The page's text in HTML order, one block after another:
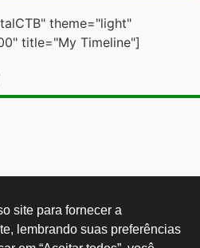
theme="light"
title="My Timeline"]
3874-0040
site para fornecer a
lembrando suas preferências